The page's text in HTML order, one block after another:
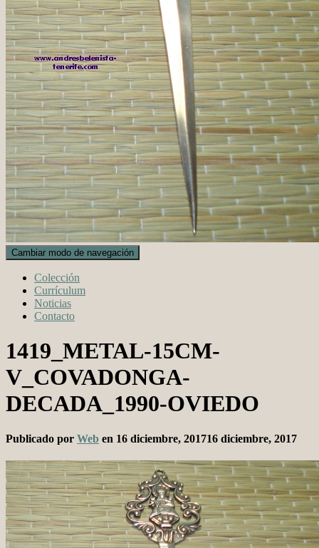
Cambiar modo de navegación
Colección
Currículum
Noticias
Contacto
1419_METAL-15CM-
V_COVADONGA-
DECADA_1990-OVIEDO
Publicado por Web en 16 diciembre, 201716 diciembre, 2017